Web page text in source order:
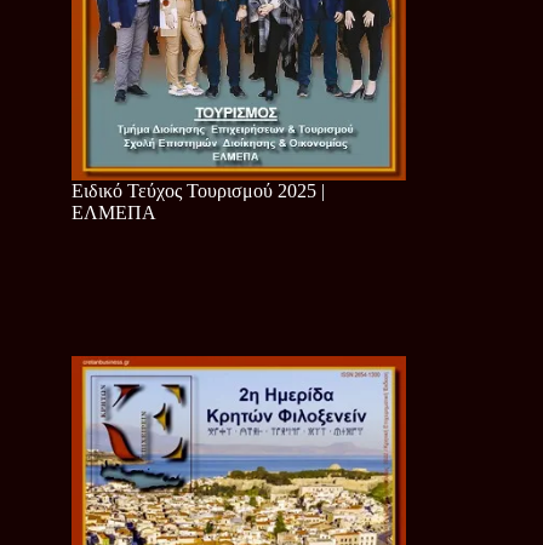
Ειδικό Τεύχος Τουρισμού 2025 |
ΕΛΜΕΠΑ